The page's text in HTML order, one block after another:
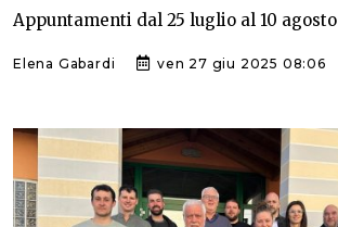
Appuntamenti dal 25 luglio al 10 agosto
Elena Gabardi ven 27 giu 2025 08:06